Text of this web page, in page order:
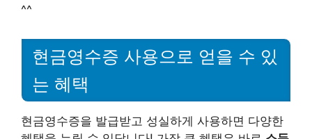
^^
현금영수증 사용으로 얻을 수 있
는 혜택
현금영수증을 발급받고 성실하게 사용하면 다양한